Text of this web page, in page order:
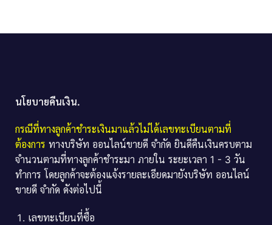
นโยบายคืนเงิน.
กรณีที่ทางลูกค้าชำระเงินมาแล้วไม่ได้เลขทะเบียนตามที่
ต้องการ ทางบริษัท ออนไลน์ขายดี จำกัด ยินดีคืนเงินครบตาม
จำนวนตามที่ทางลูกค้าชำระมา ภายใน ระยะเวลา 1 - 3 วัน
ทำการ โดยลูกค้าจะต้องแจ้งรายละเอียดมายังบริษัท ออนไลน์
ขายดี จำกัด ดังต่อไปนี้
เลขทะเบียนที่ซื้อ